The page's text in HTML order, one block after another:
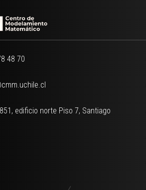
48 70
edificio norte Piso 7, Santiago